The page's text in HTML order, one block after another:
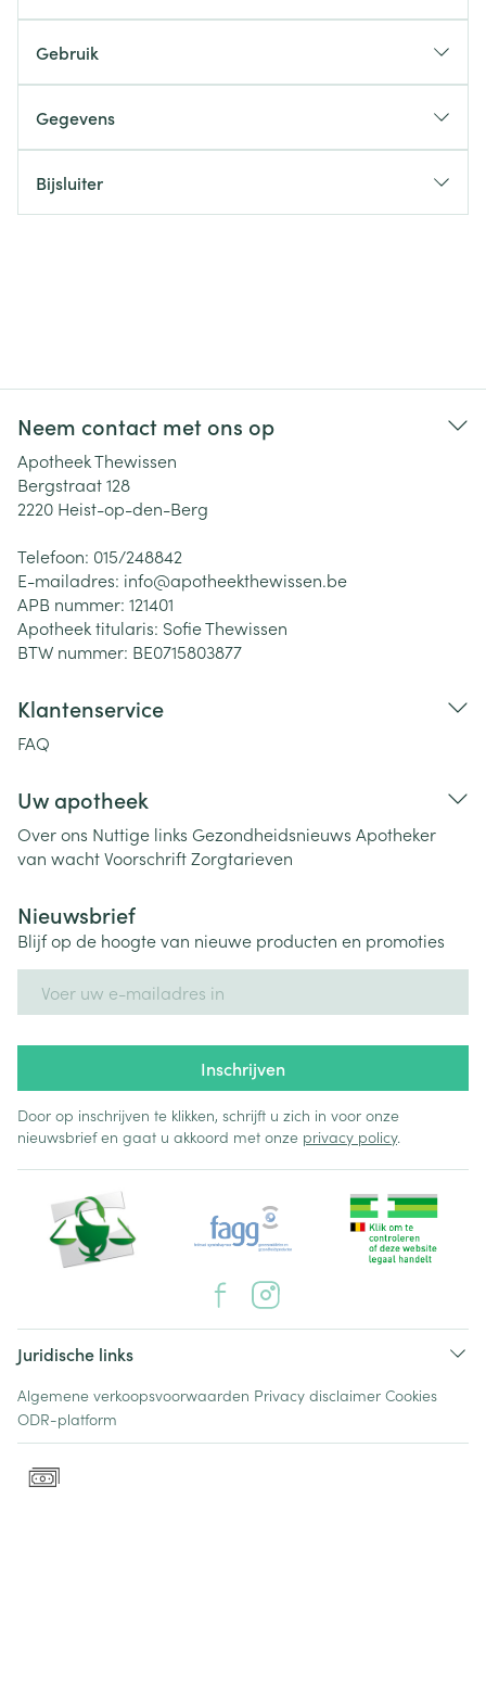
Gebruik
Gegevens
Bijsluiter
Neem contact met ons op
Apotheek Thewissen
Bergstraat 128
2220 Heist-op-den-Berg
Telefoon: 015/248842
E-mailadres: info@apotheekthewissen.be
APB nummer: 121401
Apotheek titularis: Sofie Thewissen
BTW nummer: BE0715803877
Klantenservice
FAQ
Uw apotheek
Over ons Nuttige links Gezondheidsnieuws Apotheker
van wachtVoorschriftZorgtarieven
Nieuwsbrief
Blijf op de hoogte van nieuwe producten en promoties
Inschrijven
Door op inschrijven te klikken, schrijft u zich in voor onze
nieuwsbrief en gaat u akkoord met onze privacy policy.
Juridische links
Algemene verkoopsvoorwaarden Privacy disclaimer Cookies
ODR-platform